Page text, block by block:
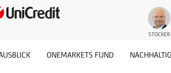
STOCKER
ONEMARKETS FUND